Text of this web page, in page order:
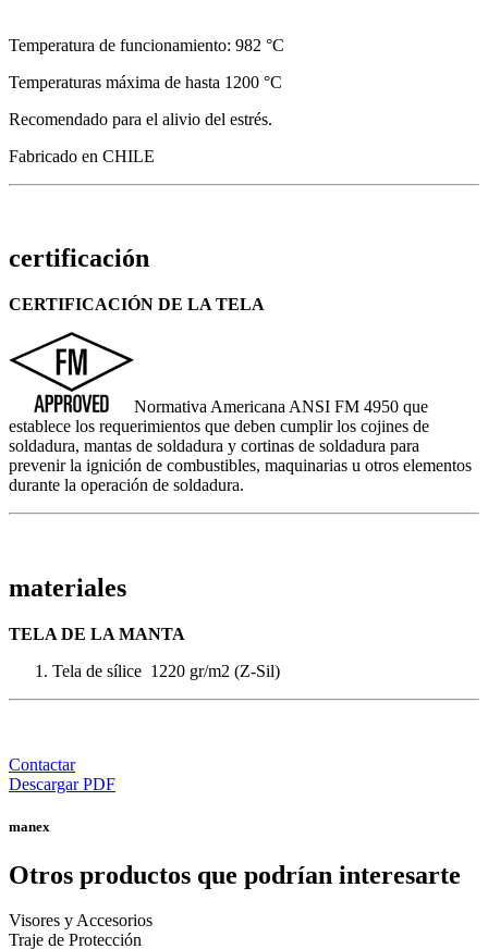
Temperatura de funcionamiento: 982 °C
Temperaturas máxima de hasta 1200 °C
Recomendado para el alivio del estrés.
Fabricado en CHILE
certificación
CERTIFICACIÓN DE LA TELA
Normativa Americana ANSI FM 4950 que
establece los requerimientos que deben cumplir los cojines de
soldadura, mantas de soldadura y cortinas de soldadura para
prevenir la ignición de combustibles, maquinarias u otros elementos
durante la operación de soldadura.
materiales
TELA DE LA MANTA
Tela de sílice 1220 gr/m2 (Z-Sil)
Contactar
Descargar PDF
manex
Otros productos que podrían interesarte
Visores y Accesorios
Traje de Protección